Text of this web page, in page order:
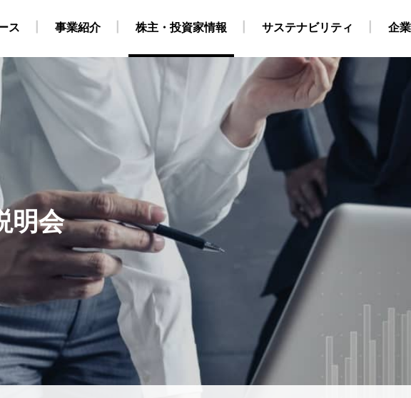
明会
ス
LNG船事業 CCS事業 原油・LPG事業 洋上風力関連事業 電力事業
認証取得について
事業紹介
績データ 株式・株主情報 IRカレンダー 個人株主・投資家の皆様へ
株主・投資家情報
サステナビリティ経営 外部からの評価 環境 ガバナンス
ック
ESGデータ 対照表・インデックス サステナブル・ファイナンス
サステナビリティ
所在地 グループ会社・海外拠点 役員構成 組織 運航船腹
企
機関学生・自社養成コース） 海上職 キャリア採用情報
陸上職 障
キャリア採用情報